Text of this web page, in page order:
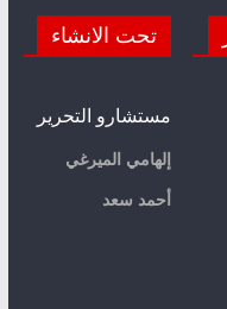
تحت الانشاء
مستشارو التحرير
إلهامي الميرغي
أحمد سعد